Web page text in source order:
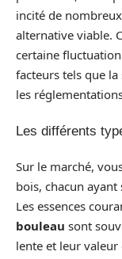
incité de
alternative viable.
certaine
facteurs tels que
les
Les différents
Sur le marché,
bois, chacun
Les essences
bouleau sont
lente et leur